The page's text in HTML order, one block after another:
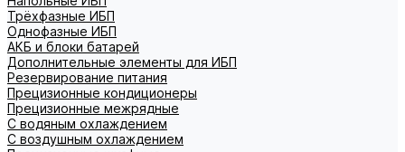
Трёхфазные ИБП
Однофазные ИБП
АКБ и блоки батарей
Дополнительные элементы для ИБП
Резервирование питания
Прецизионные кондиционеры
Прецизионные межрядные
С водяным охлаждением
С воздушным охлаждением